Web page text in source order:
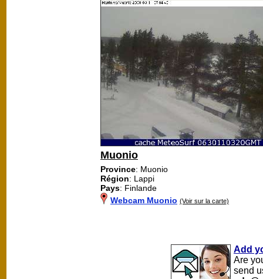
Muonio
Province: Muonio
Région: Lappi
Pays: Finlande
Webcam Muonio (Voir sur la carte)
Add
Are
send